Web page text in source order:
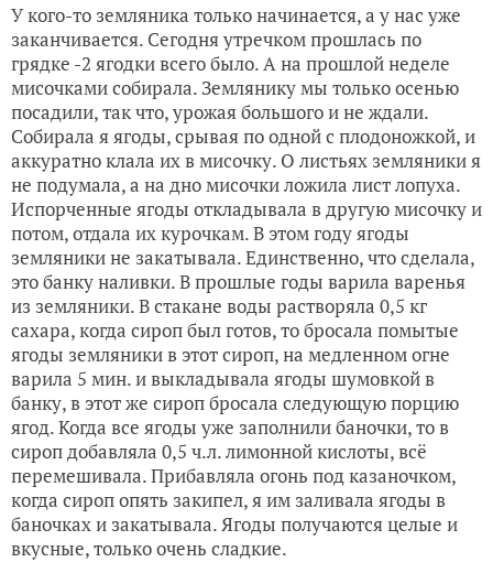
У кого-то земляника только начинается, а у нас уже
заканчивается. Сегодня утречком прошлась по
грядке -2 ягодки всего было. А на прошлой неделе
мисочками собирала. Землянику мы только осенью
посадили, так что, урожая большого и не ждали.
Собирала я ягоды, срывая по одной с плодоножкой, и
аккуратно клала их в мисочку. О листьях земляники я
не подумала, а на дно мисочки ложила лист лопуха.
Испорченные ягоды откладывала в другую мисочку и
потом, отдала их курочкам. В этом году ягоды
земляники не закатывала. Единственно, что сделала,
это банку наливки. В прошлые годы варила варенья
из земляники. В стакане воды растворяла 0,5 кг
сахара, когда сироп был готов, то бросала помытые
ягоды земляники в этот сироп, на медленном огне
варила 5 мин. и выкладывала ягоды шумовкой в
банку, в этот же сироп бросала следующую порцию
ягод. Когда все ягоды уже заполнили баночки, то в
сироп добавляла 0,5 ч.л. лимонной кислоты, всё
перемешивала. Прибавляла огонь под казаночком,
когда сироп опять закипел, я им заливала ягоды в
баночках и закатывала. Ягоды получаются целые и
вкусные, только очень сладкие.